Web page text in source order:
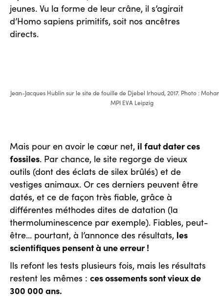
jeunes. Vu la forme de leur crâne, il s’agirait
d’Homo sapiens primitifs, soit nos ancêtres
directs.
Jean-Jacques Hublin sur le site de fouille de Djebel Irhoud, 2017. Photo :
MPI EVA Leipzig
Mais pour en avoir le cœur net, il faut dater ces
fossiles. Par chance, le site regorge de vieux
outils (dont des éclats de silex brûlés) et de
vestiges animaux. Or ces derniers peuvent être
datés, et ce de façon très fiable, grâce à
différentes méthodes dites de datation (la
thermoluminescence par exemple). Fiables, peut-
être… pourtant, à l’annonce des résultats, les
scientifiques pensent à une erreur !
Ils refont les tests plusieurs fois, mais les résultats
restent les mêmes : ces ossements sont vieux de
300 000 ans.